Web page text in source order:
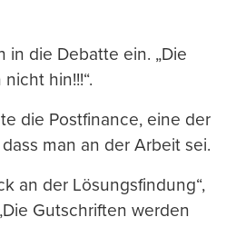
in die Debatte ein. „Die
hin!!!“.
die Postfinance, eine der
man an der Arbeit sei.
an der Lösungsfindung“,
Gutschriften werden